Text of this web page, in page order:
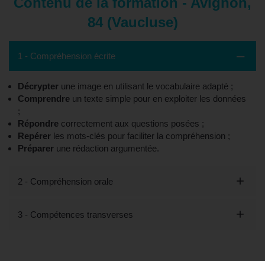
84 (Vaucluse)
1 - Compréhension écrite
Décrypter une image en utilisant le vocabulaire adapté ;
Comprendre un texte simple pour en exploiter les données
;
Répondre correctement aux questions posées ;
Repérer les mots-clés pour faciliter la compréhension ;
Préparer une rédaction argumentée.
2 - Compréhension orale
3 - Compétences transverses